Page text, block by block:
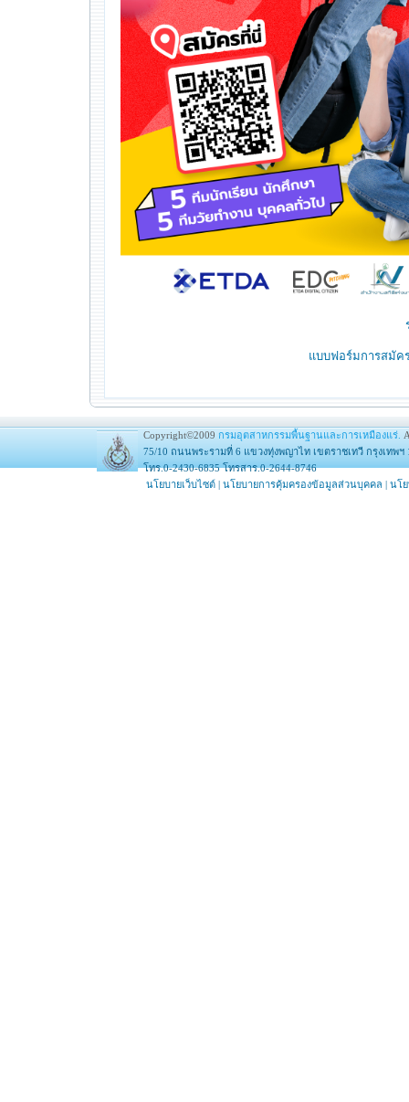
แบบฟอร์มการสมัคร
Copyright©2009 กรมอุตสาหกรรมพื้นฐานและการเหมืองแร่.
75/10 ถนนพระรามที่ 6 แขวงทุ่งพญาไท เขตราชเทวี กรุงเทพฯ
โทร.0-2430-6835 โทรสาร.0-2644-8746
นโยบายเว็บไซต์ | นโยบายการคุ้มครองข้อมูลส่วนบุคคล | นโ